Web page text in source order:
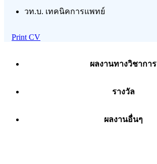
วท.บ. เทคนิคการแพทย์
Print CV
ผลงานทางวิชาการ
รางวัล
ผลงานอื่นๆ